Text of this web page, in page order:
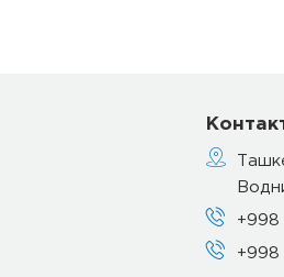
+998
+998